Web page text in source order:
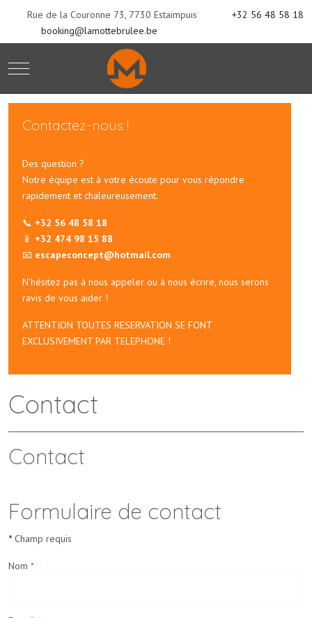
Rue de la Couronne 73, 7730 Estaimpuis
+32 56 48 58 18
booking@lamottebrulee.be
Mobile Menu Toggle
Contactez-nous !
Des question ?
Notre équipe est à votre écoute pour vous répondre
rapidement et chaleureusement.
📞 +32 56 48 58 18
📱 +32 474 98 15 88
📧 escapeconcept@hotmail.com
N’hésitez pas à nous appeler ou à nous écrire, nous serons
ravis de vous aider !
ATTENTION TOUTES RESERVATION SE FONT
EXCLUSIVEMENT PAR TELEPHONE !
Contact
Contact
Formulaire de contact
*Champ requis
Nom *